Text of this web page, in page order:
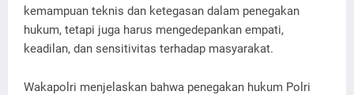
kemampuan teknis dan ketegasan dalam penegakan
hukum, tetapi juga harus mengedepankan empati,
keadilan, dan sensitivitas terhadap masyarakat.
Wakapolri menjelaskan bahwa penegakan hukum Polri